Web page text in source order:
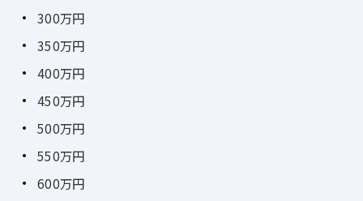
300万円
350万円
400万円
450万円
500万円
550万円
600万円